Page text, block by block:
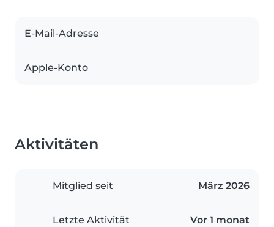
E-Mail-Adresse
Apple-Konto
Aktivitäten
Mitglied seit März 2026
Letzte Aktivität Vor 1 monat